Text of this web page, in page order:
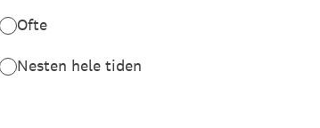
Ofte
Nesten hele tiden